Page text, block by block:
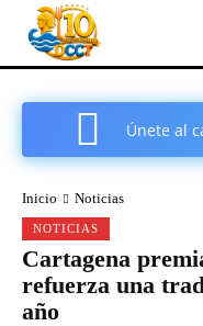
Únete al
Inicio Noticias
NOTICIAS
Cartagena
refuerza una
año